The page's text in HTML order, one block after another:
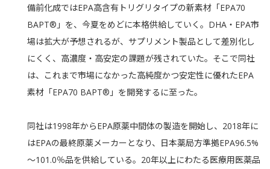
備前化成ではEPA高含有トリグリタイプの新素材「EPA70
BAPT®」を、今夏をめどに本格供給していく。DHA・EPA市
場は拡大が予想されるが、サプリメント製品として差別化し
にくく、高濃度・高安定の課題が残されていた。そこで同社
は、これまで市場になかった高純度かつ安定性に優れたEPA
素材「EPA70 BAPT®」を開発するに至った。
同社は1998年からEPA原薬中間体の製造を開始し、2018年に
はEPAの最終原薬メーカーとなり、日本薬局方準拠EPA96.5%
～101.0％品を供給している。20年以上にわたる医療用医薬品